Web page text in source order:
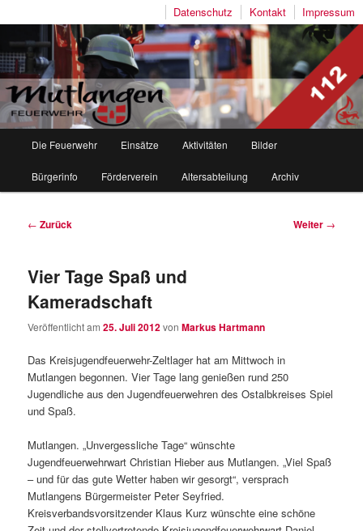
Impressum
Kontakt
Datenschutz
Freiwillige Feuerwehr Mutlangen
Zum
Inhalt
Zum
sekundären
Die Feuerwehr Einsätze Aktivitäten Bilder
Bürgerinfo Förderverein Altersabteilung Archiv
Beitragsnavigation
← Zurück Weiter →
Vier Tage Spaß und
Kameradschaft
Veröffentlicht am25. Juli 2012vonMarkus Hartmann
Das Kreisjugendfeuerwehr-Zeltlager hat am Mittwoch in
Mutlangen begonnen. Vier Tage lang genießen rund 250
Jugendliche aus den Jugendfeuerwehren des Ostalbkreises Spiel
und Spaß.
Mutlangen. „Unvergessliche Tage“ wünschte
Jugendfeuerwehrwart Christian Hieber aus Mutlangen. „Viel Spaß
– und für das gute Wetter haben wir gesorgt“, versprach
Mutlangens Bürgermeister Peter Seyfried.
Kreisverbandsvorsitzender Klaus Kurz wünschte eine schöne